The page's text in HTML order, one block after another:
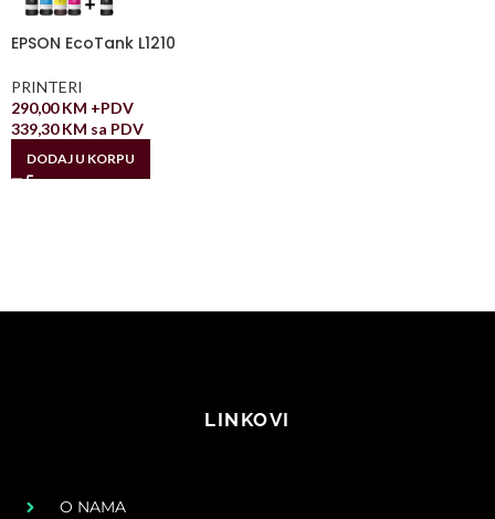
EPSON EcoTank L1210
PRINTERI
290,00KM +PDV
339,30KM sa PDV
DODAJ U KORPU
LINKOVI
O NAMA